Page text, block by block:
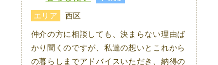
エリア 西区
仲介の方に相談しても、決まらない理由ば
かり聞くのですが、私達の想いとこれから
の暮らしまでアドバイスいただき、納得の